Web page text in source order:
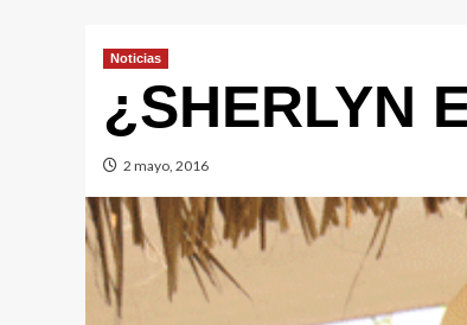
Noticias
¿SHERLYN
2 mayo, 2016